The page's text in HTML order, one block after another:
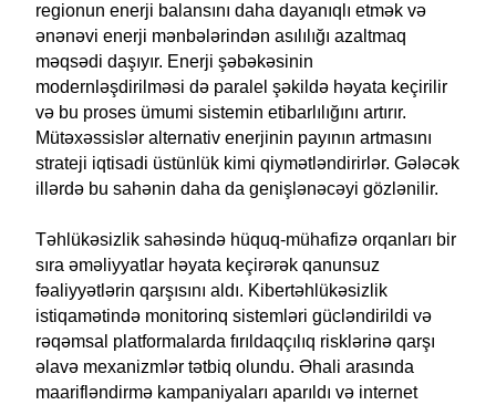
regionun enerji balansını daha dayanıqlı etmək və
ənənəvi enerji mənbələrindən asılılığı azaltmaq
məqsədi daşıyır. Enerji şəbəkəsinin
modernləşdirilməsi də paralel şəkildə həyata keçirilir
və bu proses ümumi sistemin etibarlılığını artırır.
Mütəxəssislər alternativ enerjinin payının artmasını
strateji iqtisadi üstünlük kimi qiymətləndirirlər. Gələcək
illərdə bu sahənin daha da genişlənəcəyi gözlənilir.
Təhlükəsizlik sahəsində hüquq-mühafizə orqanları bir
sıra əməliyyatlar həyata keçirərək qanunsuz
fəaliyyətlərin qarşısını aldı. Kibertəhlükəsizlik
istiqamətində monitorinq sistemləri gücləndirildi və
rəqəmsal platformalarda fırıldaqçılıq risklərinə qarşı
əlavə mexanizmlər tətbiq olundu. Əhali arasında
maarifləndirmə kampaniyaları aparıldı və internet